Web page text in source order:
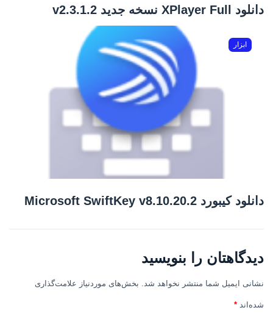
دانلود XPlayer Full نسخه جدید v2.3.1.2
ابزار
دانلود کیبورد Microsoft SwiftKey v8.10.20.2
دیدگاهتان را بنویسید
نشانی ایمیل شما منتشر نخواهد شد. بخش‌های موردنیاز علامت‌گذاری
شده‌اند *